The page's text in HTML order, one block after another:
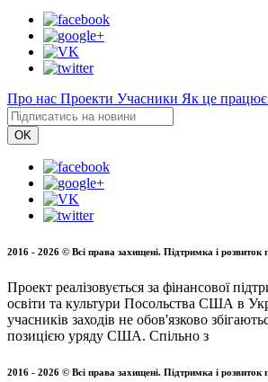
Про нас Проекти Учасники Як це працює
2016 - 2026 © Всі права захищені. Підтримка і розвиток
Проект реалізовується за фінансової
освіти та культури Посольства США в
учасників заходів не обов'язково
позицією уряду США. Спільно з
2016 - 2026 © Всі права захищені. Підтримка і розвиток